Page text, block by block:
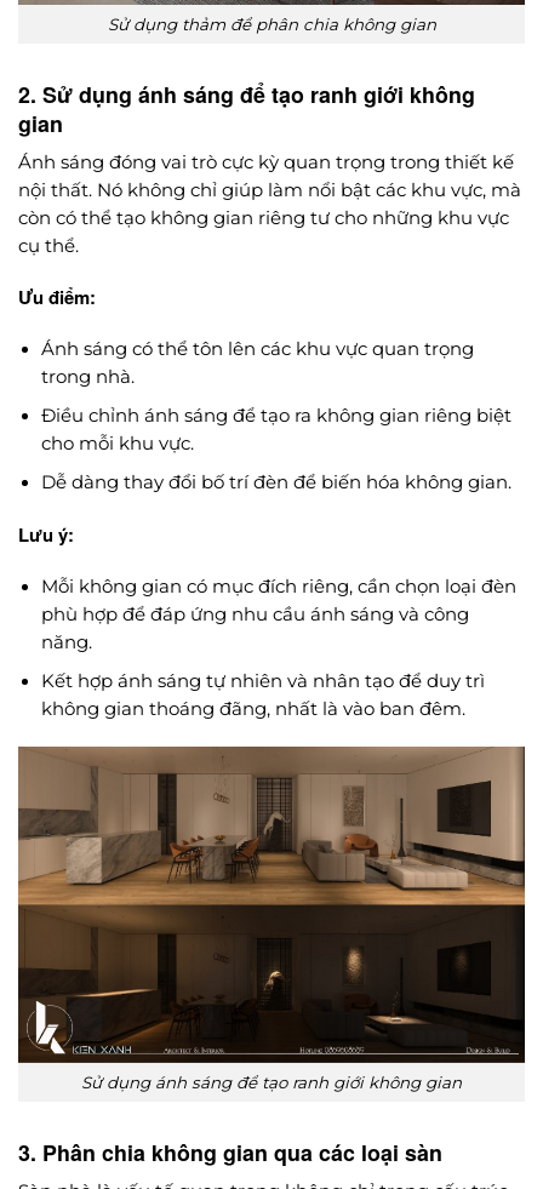
Sử dụng thảm để phân chia không gian
2. Sử dụng ánh sáng để tạo ranh giới không
gian
Ánh sáng đóng vai trò cực kỳ quan trọng trong thiết kế
nội thất. Nó không chỉ giúp làm nổi bật các khu vực, mà
còn có thể tạo không gian riêng tư cho những khu vực
cụ thể.
Ưu điểm:
Ánh sáng có thể tôn lên các khu vực quan trọng
trong nhà.
Điều chỉnh ánh sáng để tạo ra không gian riêng biệt
cho mỗi khu vực.
Dễ dàng thay đổi bố trí đèn để biến hóa không gian.
Lưu ý:
Mỗi không gian có mục đích riêng, cần chọn loại đèn
phù hợp để đáp ứng nhu cầu ánh sáng và công
năng.
Kết hợp ánh sáng tự nhiên và nhân tạo để duy trì
không gian thoáng đãng, nhất là vào ban đêm.
Sử dụng ánh sáng để tạo ranh giới không gian
3. Phân chia không gian qua các loại sàn